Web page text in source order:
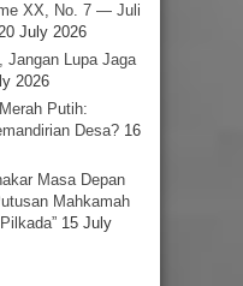
XX, No. 7 — Juli
July 2026
Jangan Lupa Jaga
2026
Putih:
Desa? 16
Masa Depan
Mahkamah
15 July